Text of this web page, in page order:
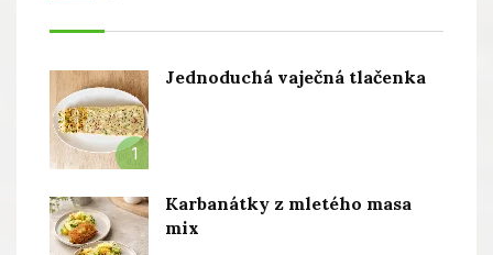
1
Jednoduchá vaječná tlačenka
Karbanátky z mletého masa
mix